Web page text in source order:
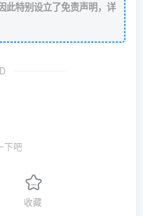
此特别设立了免责声明，详
下吧
收藏